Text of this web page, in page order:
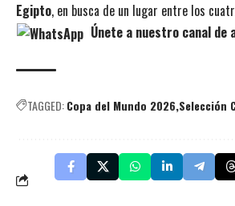
Egipto, en busca de un lugar entre los
Únete a nuestro canal de
TAGGED:Copa del Mundo 2026 Selección